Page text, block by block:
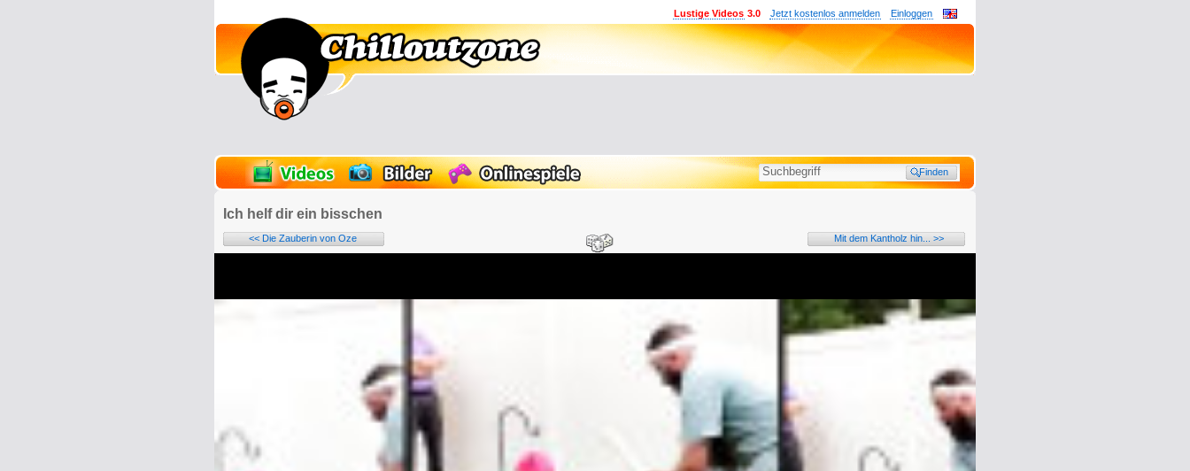
Einloggen
Jetzt kostenlos anmelden
Lustige Videos 3.0
Ich helf dir ein bisschen
<< Die Zauberin von Oze Mit dem Kantholz hin... >>